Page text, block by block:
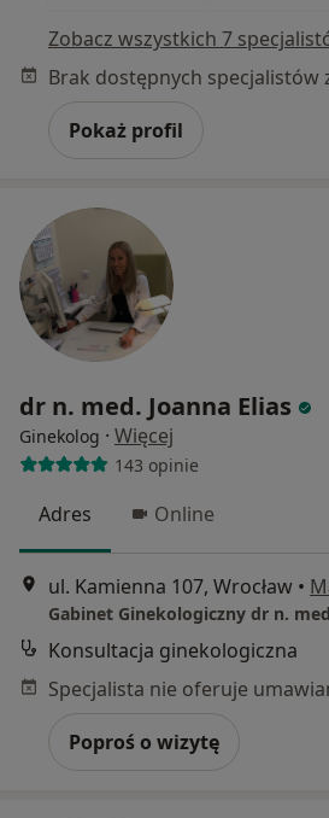
Zobacz wszystkich 7
Pokaż profil
dr n. med. Joanna Elias
Ginekolog · Więcej
143 opinie
Adres Online
ul. Kamienna 107, Wrocław •
Gabinet Ginekologiczny dr n.
Konsultacja ginekologiczna
Poproś o wizytę